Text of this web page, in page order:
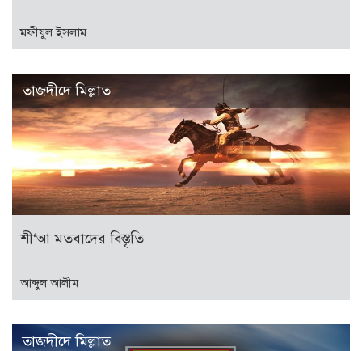
মফীযুল ইসলাম
তাজদীদে মিল্লাত
শী‘আ মতবাদের বিস্তৃতি
আব্দুল আলীম
তাজদীদে মিল্লাত